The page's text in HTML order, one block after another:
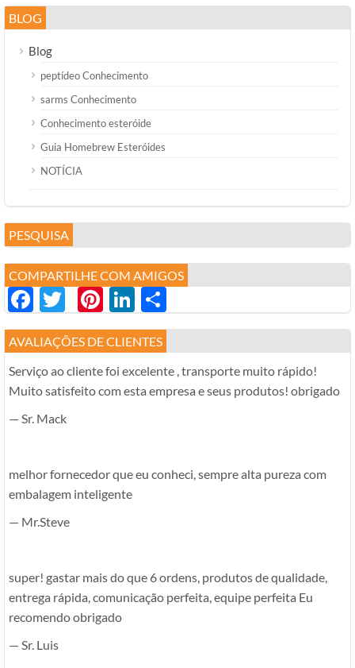
BLOG
Blog
peptídeo Conhecimento
sarms Conhecimento
Conhecimento esteróide
Guia Homebrew Esteróides
NOTÍCIA
PESQUISA
COMPARTILHE COM AMIGOS
Facebook
Twitter
Pinterest
LinkedIn
享
AVALIAÇÕES DE CLIENTES
Serviço ao cliente foi excelente , transporte muito rápido!
Muito satisfeito com esta empresa e seus produtos! obrigado
— Sr. Mack
melhor fornecedor que eu conheci, sempre alta pureza com
embalagem inteligente
— Mr.Steve
super! gastar mais do que 6 ordens, produtos de qualidade,
entrega rápida, comunicação perfeita, equipe perfeita Eu
recomendo obrigado
— Sr. Luis